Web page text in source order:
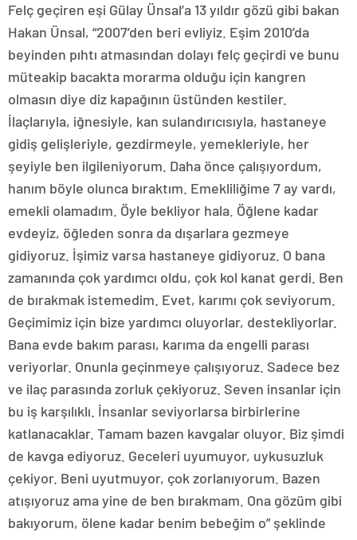
Felç geçiren eşi Gülay Ünsal’a 13 yıldır gözü gibi bakan
Hakan Ünsal, “2007’den beri evliyiz. Eşim 2010’da
beyinden pıhtı atmasından dolayı felç geçirdi ve bunu
müteakip bacakta morarma olduğu için kangren
olmasın diye diz kapağının üstünden kestiler.
İlaçlarıyla, iğnesiyle, kan sulandırıcısıyla, hastaneye
gidiş gelişleriyle, gezdirmeyle, yemekleriyle, her
şeyiyle ben ilgileniyorum. Daha önce çalışıyordum,
hanım böyle olunca bıraktım. Emekliliğime 7 ay vardı,
emekli olamadım. Öyle bekliyor hala. Öğlene kadar
evdeyiz, öğleden sonra da dışarlara gezmeye
gidiyoruz. İşimiz varsa hastaneye gidiyoruz. O bana
zamanında çok yardımcı oldu, çok kol kanat gerdi. Ben
de bırakmak istemedim. Evet, karımı çok seviyorum.
Geçimimiz için bize yardımcı oluyorlar, destekliyorlar.
Bana evde bakım parası, karıma da engelli parası
veriyorlar. Onunla geçinmeye çalışıyoruz. Sadece bez
ve ilaç parasında zorluk çekiyoruz. Seven insanlar için
bu iş karşılıklı. İnsanlar seviyorlarsa birbirlerine
katlanacaklar. Tamam bazen kavgalar oluyor. Biz şimdi
de kavga ediyoruz. Geceleri uyumuyor, uykusuzluk
çekiyor. Beni uyutmuyor, çok zorlanıyorum. Bazen
atışıyoruz ama yine de ben bırakmam. Ona gözüm gibi
bakıyorum, ölene kadar benim bebeğim o” şeklinde